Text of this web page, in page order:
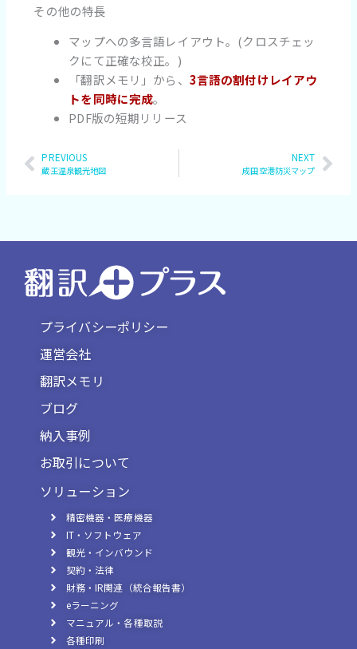
その他の特長
マップへの多言語レイアウト。(クロスチェッ
クにて正確な校正。)
「翻訳メモリ」から、 3言語の割付けレイアウ
トを同時に完成。
PDF版の短期リリース
Prev
PREVIOUS
蔵王温泉観光地図
NEXT
成田空港防災マップ
プライバシーポリシー
運営会社
翻訳メモリ
ブログ
納入事例
お取引について
ソリューション
精密機器・医療機器
IT・ソフトウェア
観光・インバウンド
契約・法律
財務・IR関連（統合報告書）
eラーニング
マニュアル・各種取説
各種印刷